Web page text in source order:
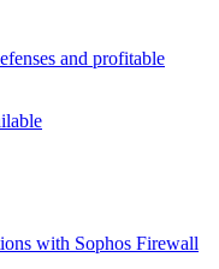
and profitable
with Sophos Firewall